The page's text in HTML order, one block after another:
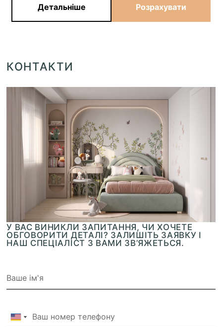
Детальніше Розрахувати
КОНТАКТИ
У ВАС ВИНИКЛИ ЗАПИТАННЯ, ЧИ ХОЧЕТЕ
ОБГОВОРИТИ ДЕТАЛІ? ЗАЛИШІТЬ ЗАЯВКУ І
НАШ СПЕЦІАЛІСТ З ВАМИ ЗВ’ЯЖЕТЬСЯ.